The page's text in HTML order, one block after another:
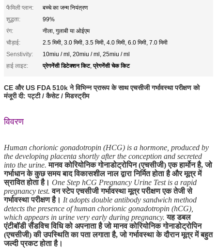
फैमिली प्लान:
बच्चे का जन्म नियंत्रण
शुद्धता:
99%
रंग:
नीला, गुलाबी या ओईएम
चौड़ाई:
2.5 मिमी, 3.0 मिमी, 3.5 मिमी, 4.0 मिमी, 6.0 मिमी, 7.0 मिमी
Senstivity:
10miu / ml, 20miu / ml, 25miu / ml
हाई लाइट:
प्रेगनेंसी डिटेक्शन किट,प्रेगनेंसी चेक किट
CE और US FDA 510k ने विभिन्न प्रारूप के साथ एचसीजी गर्भावस्था परीक्षण को
मंजूरी दी: पट्टी / कैसेट / मिडस्ट्रीम
विवरण
Human chorionic gonadotropin (HCG) is a hormone, produced by
the developing placenta shortly after the conception and secreted
into the urine. मानव कोरियोनिक गोनाडोट्रोपिन (एचसीजी) एक हार्मोन है, जो
गर्भाधान के कुछ समय बाद विकासशील नाल द्वारा निर्मित होता है और मूत्र में
स्रावित होता है। One Step hCG Pregnancy Urine Test is a rapid
pregnancy test. वन स्टेप एचसीजी गर्भावस्था मूत्र परीक्षण एक तेजी से
गर्भावस्था परीक्षण है। It adopts double antibody sandwich method
detects the presence of human chorionic gonadotropin (hCG),
which appears in urine very early during pregnancy. यह डबल
एंटीबॉडी सैंडविच विधि को अपनाता है जो मानव कोरियोनिक गोनाडोट्रोपिन
(एचसीजी) की उपस्थिति का पता लगाता है, जो गर्भावस्था के दौरान मूत्र में बहुत
जल्दी प्रकट होता है।